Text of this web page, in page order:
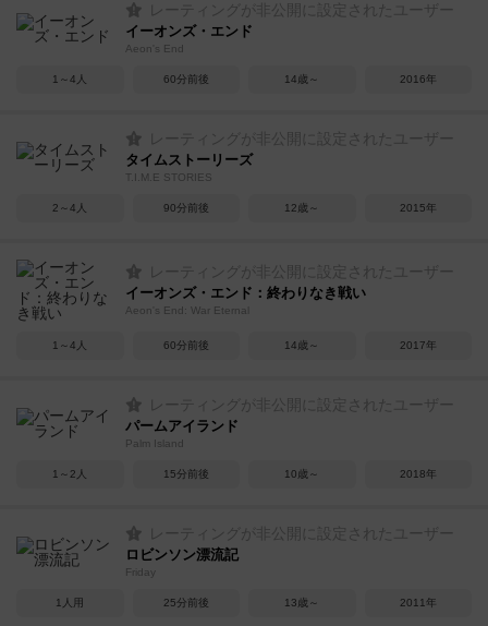
レーティングが非公開に設定されたユーザー
イーオンズ・エンド
Aeon's End
1～4人 60分前後 14歳～ 2016年
レーティングが非公開に設定されたユーザー
タイムストーリーズ
T.I.M.E STORIES
2～4人 90分前後 12歳～ 2015年
レーティングが非公開に設定されたユーザー
イーオンズ・エンド：終わりなき戦い
Aeon's End: War Eternal
1～4人 60分前後 14歳～ 2017年
レーティングが非公開に設定されたユーザー
パームアイランド
Palm Island
1～2人 15分前後 10歳～ 2018年
レーティングが非公開に設定されたユーザー
ロビンソン漂流記
Friday
1人用 25分前後 13歳～ 2011年